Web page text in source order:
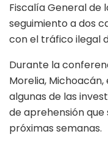
Fiscalía General de
seguimiento a dos
con el tráfico ilegal
Durante la
Morelia,
algunas de las
de aprehensión
próximas semanas.